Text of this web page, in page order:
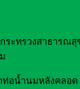
ะทรวงสาธารณ
อน้ำนมหลังคลอ